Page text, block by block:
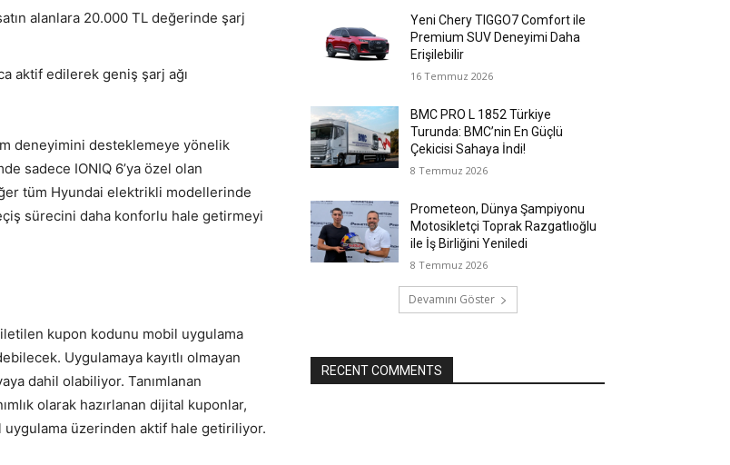
alanlara 20.000 TL değerinde şarj
aktif edilerek geniş şarj ağı
deneyimini desteklemeye yönelik
sadece IONIQ 6’ya özel olan
tüm Hyundai elektrikli modellerinde
sürecini daha konforlu hale getirmeyi
kupon kodunu mobil uygulama
Uygulamaya kayıtlı olmayan
dahil olabiliyor. Tanımlanan
olarak hazırlanan dijital kuponlar,
uygulama üzerinden aktif hale getiriliyor.
Yeni Chery TIGGO7 Comfort ile
Premium SUV Deneyimi Daha
Erişilebilir
16 Temmuz 2026
BMC PRO L 1852 Türkiye
Turunda: BMC’nin En Güçlü
Çekicisi Sahaya İndi!
8 Temmuz 2026
Prometeon, Dünya Şampiyonu
Motosikletçi Toprak Razgatlıoğlu
ile İş Birliğini Yeniledi
8 Temmuz 2026
Devamını Göster
RECENT COMMENTS